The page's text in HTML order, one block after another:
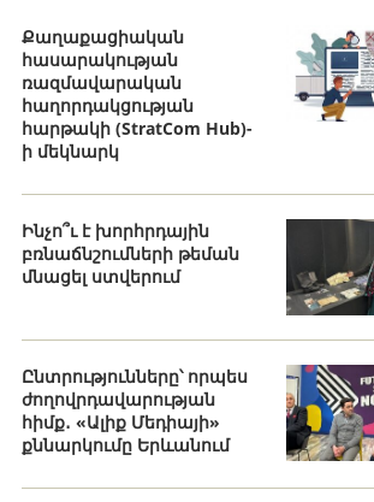
Քաղաքացիական
հասարակության
ռազմավարական
հաղորդակցության
հարթակի (StratCom Hub)-
ի մեկնարկ
Ինչո՞ւ է խորհրդային
բռնաճնշումների թեման
մնացել ստվերում
Ընտրությունները՝ որպես
ժողովրդավարության
հիմք․ «Ալիք Մեդիայի»
քննարկումը Երևանում